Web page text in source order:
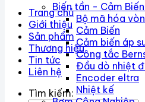
Trang chủ
Giới thiệu
Sản phẩm
Thương hiệu
Tin tức
Liên hệ
Tìm kiếm:
Biến tần - Cảm
Bộ mã hóa
Cảm Biến
Cảm biến áp
Công tắc
Đầu dò nhiệt
Encoder eltra
Nhiệt kế